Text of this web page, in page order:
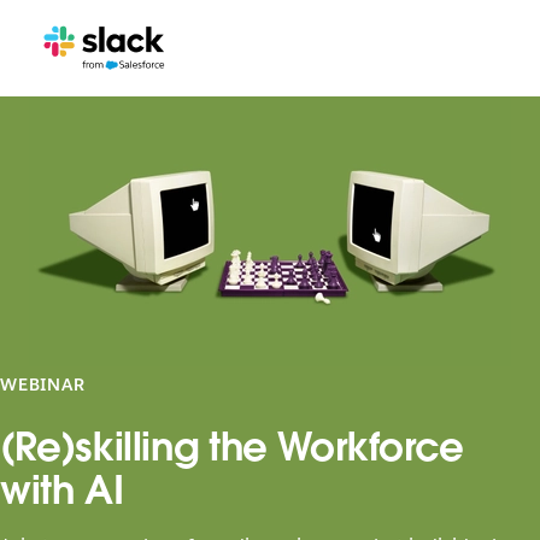
WEBINAR
(Re)skilling the Workforce
with AI